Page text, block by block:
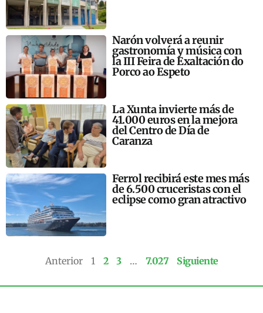
Narón volverá a reunir
gastronomía y música con
la III Feira de Exaltación do
Porco ao Espeto
La Xunta invierte más de
41.000 euros en la mejora
del Centro de Día de
Caranza
Ferrol recibirá este mes más
de 6.500 cruceristas con el
eclipse como gran atractivo
Anterior 1 2 3 … 7.027 Siguiente